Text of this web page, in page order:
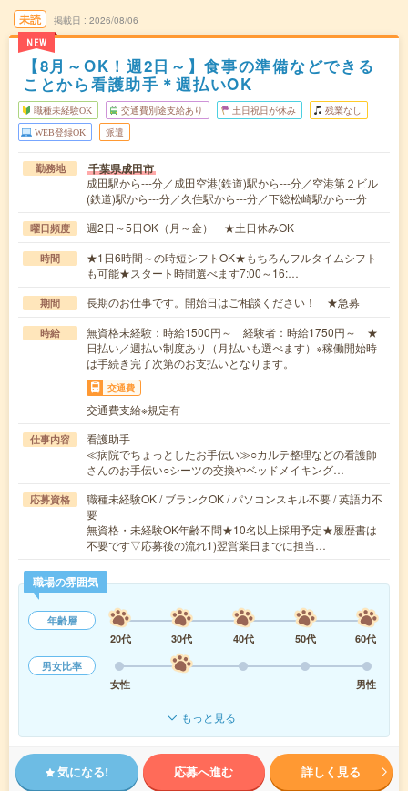
未読
NEW
掲載日 2026/08/06
【8月～OK！週2日～】食事の準備などできる
ことから看護助手＊週払いOK
職種未経験OK 交通費別途支給あり 土日祝日が休み 残業なし
WEB登録OK 派遣
勤務地 千葉県成田市
成田駅から---分／成田空港(鉄道)駅から---分／空港第２ビル
(鉄道)駅から---分／久住駅から---分／下総松崎駅から---分
曜日頻度 週2日～5日OK（月～金） ★土日休みOK
時間
★1日6時間～の時短シフトOK★もちろんフルタイムシフト
も可能★スタート時間選べます7:00～16:…
期間 長期のお仕事です。開始日はご相談ください！ ★急募
時給
無資格未経験：時給1500円～ 経験者：時給1750円～ ★
日払い／週払い制度あり（月払いも選べます）※稼働開始時
は手続き完了次第のお支払いとなります。
交通費
交通費支給※規定有
仕事内容
看護助手
≪病院でちょっとしたお手伝い≫○カルテ整理などの看護師
さんのお手伝い○シーツの交換やベッドメイキング…
応募資格
職種未経験OK / ブランクOK / パソコンスキル不要 / 英語力不
要
無資格・未経験OK年齢不問★10名以上採用予定★履歴書は
不要です▽応募後の流れ1)翌営業日までに担当…
職場の雰囲気
年齢層
20代
30代 40代 50代
60代
男女比率
女性
男性
もっと見る
気になる! 応募へ進む 詳しく見る